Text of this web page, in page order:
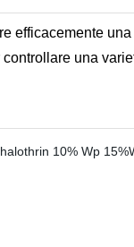
efficacemente
una